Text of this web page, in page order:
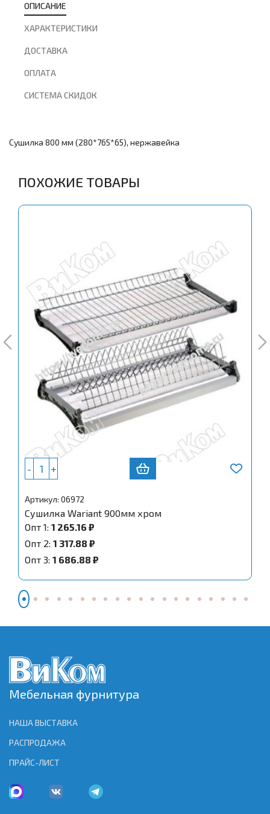
ОПИСАНИЕ
ХАРАКТЕРИСТИКИ
ДОСТАВКА
ОПЛАТА
СИСТЕМА СКИДОК
Сушилка 800 мм (280*765*65), нержавейка
ПОХОЖИЕ ТОВАРЫ
- +
Артикул: 06972
Сушилка Wariant 900мм хром
Опт 1: 1 265.16 ₽
Опт 2: 1 317.88 ₽
Опт 3: 1 686.88 ₽
Мебельная фурнитура
НАША ВЫСТАВКА
РАСПРОДАЖА
ПРАЙС-ЛИСТ